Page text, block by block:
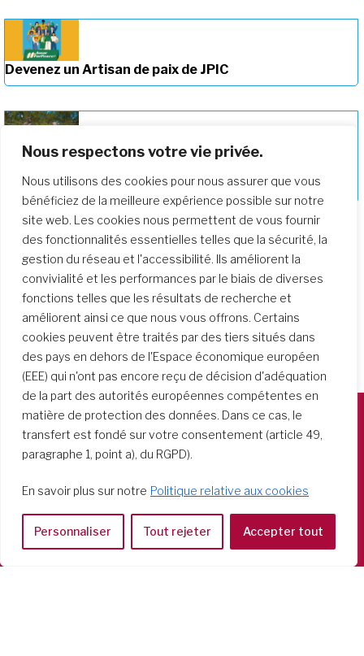
Nous respectons votre vie privée.
Nous utilisons des cookies pour nous assurer que vous
bénéficiez de la meilleure expérience possible sur notre
site web. Les cookies nous permettent de vous fournir
des fonctionnalités essentielles telles que la sécurité, la
gestion du réseau et l'accessibilité. Ils améliorent la
convivialité et les performances par le biais de diverses
fonctions telles que les résultats de recherche et
améliorent ainsi ce que nous vous offrons. Certains
cookies peuvent être traités par des tiers situés dans
des pays en dehors de l'Espace économique européen
(EEE) qui n'ont pas encore reçu de décision d'adéquation
de la part des autorités européennes compétentes en
matière de protection des données. Dans ce cas, le
transfert est fondé sur votre consentement (article 49,
paragraphe 1, point a), du RGPD).
En savoir plus sur notre Politique relative aux cookies
Personnaliser Tout rejeter Accepter tout
Devenez un Artisan de paix de JPIC
formation
Società del Sacro Cuore
Casa Generalizia
Via Tarquinio Vipera, 16 - 00152 Roma